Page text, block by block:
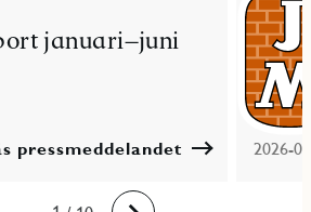
januari–juni
pressmeddelandet
JM
2026-